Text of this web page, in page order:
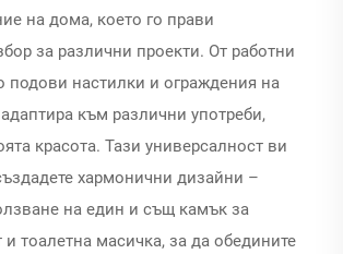
на дома, което го прави
за различни проекти. От работни
подови настилки и ограждения на
към различни употреби,
красота. Тази универсалност ви
хармонични дизайни –
на един и същ камък за
и тоалетна масичка, за да обедините